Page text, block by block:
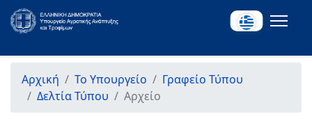
Αρχική Το Υπουργείο
Γραφείο Τύπου
Δελτία Τύπου
Αρχείο